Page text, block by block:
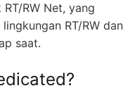
RW Net, yang
RT/RW dan
saat.